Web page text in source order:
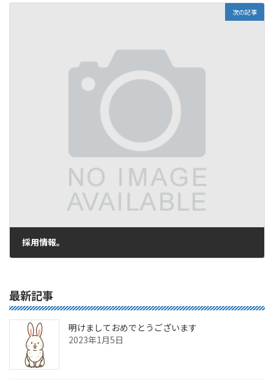
次の記事
採用情報。
最新記事
明けましておめでとうございます
2023年1月5日